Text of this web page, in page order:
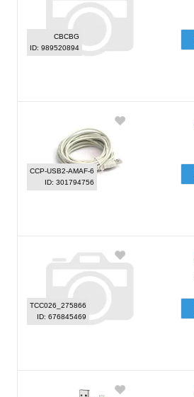
CBCBG
ID: 989520894
CCP-USB2-AMAF-6
ID: 301794756
TCC026_275866
ID: 676845469